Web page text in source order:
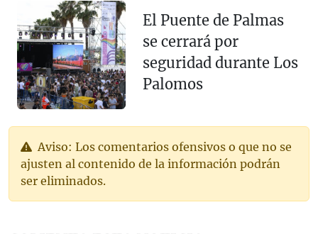
El Puente de Palmas
se cerrará por
seguridad durante Los
Palomos
Aviso: Los comentarios ofensivos o que no se
ajusten al contenido de la información podrán
ser eliminados.